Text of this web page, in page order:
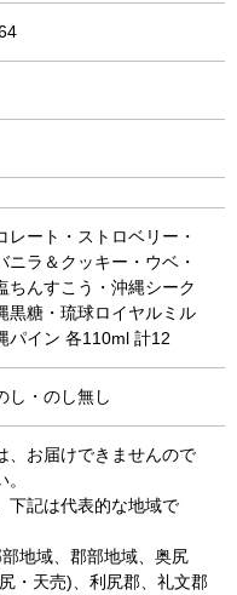
レート・ストロベリー・
ニラ＆クッキー・ウベ・
ちんすこう・沖縄シーク
黒糖・琉球ロイヤルミル
パイン 各110ml 計12
し・のし無し
、お届けできませんので
下記は代表的な地域で
地域、郡部地域、奥尻
・天売)、利尻郡、礼文郡